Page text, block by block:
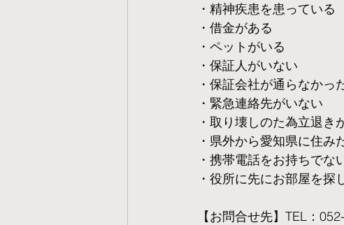
・精神疾患を患っている
・借金がある
・ペットがいる
・保証人がいない
・保証会社が通らなかっ
・緊急連絡先がいない
・取り壊しのた為立退き
・県外から愛知県に住み
・携帯電話をお持ちでな
・役所に先にお部屋を探
【お問合せ先】TEL：